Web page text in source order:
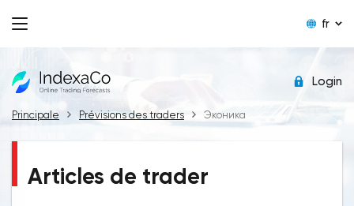
fr
Login
Principale Prévisions des traders Эконика
Articles de trader